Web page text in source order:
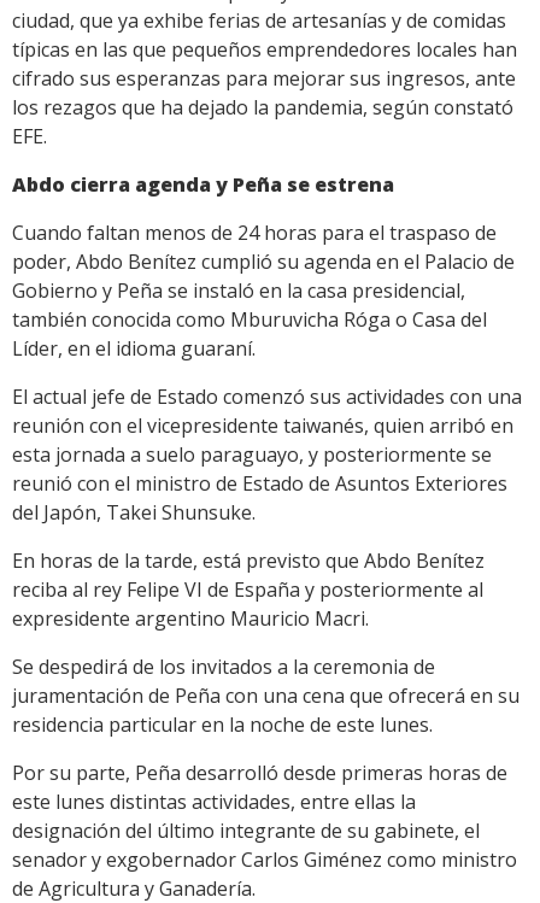
ciudad, que ya exhibe ferias de artesanías y de comidas
típicas en las que pequeños emprendedores locales han
cifrado sus esperanzas para mejorar sus ingresos, ante
los rezagos que ha dejado la pandemia, según constató
EFE.
Abdo cierra agenda y Peña se estrena
Cuando faltan menos de 24 horas para el traspaso de
poder, Abdo Benítez cumplió su agenda en el Palacio de
Gobierno y Peña se instaló en la casa presidencial,
también conocida como Mburuvicha Róga o Casa del
Líder, en el idioma guaraní.
El actual jefe de Estado comenzó sus actividades con una
reunión con el vicepresidente taiwanés, quien arribó en
esta jornada a suelo paraguayo, y posteriormente se
reunió con el ministro de Estado de Asuntos Exteriores
del Japón, Takei Shunsuke.
En horas de la tarde, está previsto que Abdo Benítez
reciba al rey Felipe VI de España y posteriormente al
expresidente argentino Mauricio Macri.
Se despedirá de los invitados a la ceremonia de
juramentación de Peña con una cena que ofrecerá en su
residencia particular en la noche de este lunes.
Por su parte, Peña desarrolló desde primeras horas de
este lunes distintas actividades, entre ellas la
designación del último integrante de su gabinete, el
senador y exgobernador Carlos Giménez como ministro
de Agricultura y Ganadería.